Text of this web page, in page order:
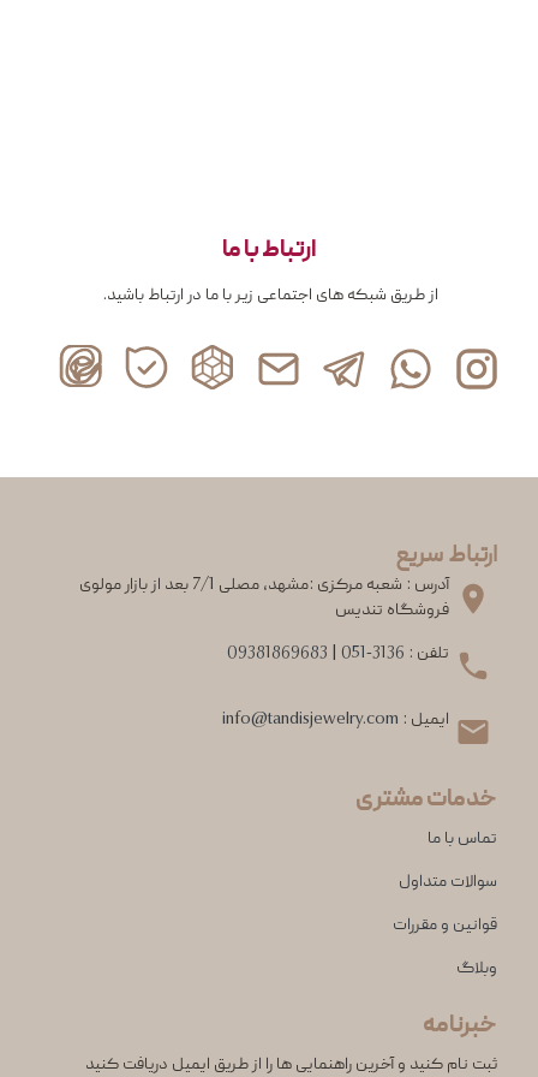
ارتباط با ما
از طریق شبکه های اجتماعی زیر با ما در ارتباط باشید.
ارتباط سریع
آدرس : شعبه مرکزی :مشهد، مصلی 7/1 بعد از بازار مولوی
فروشگاه تندیس
تلفن : 051-3136
09381869683
ایمیل : info@tandisjewelry.com
خدمات مشتری
تماس با ما
سوالات متداول
قوانین و مقررات
وبلاگ
خبرنامه
ثبت نام کنید و آخرین راهنمایی ها را از طریق ایمیل دریافت کنید